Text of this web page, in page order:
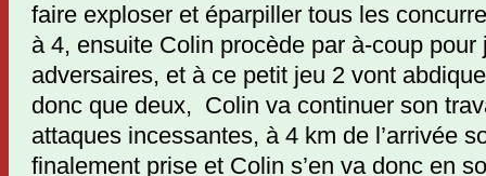
faire exploser et éparpiller tous les
à 4, ensuite Colin procède par à-coup pour
adversaires, et à ce petit jeu 2 vont
donc que deux, Colin va continuer son
attaques incessantes, à 4 km de l’arrivée
finalement prise et Colin s’en va donc en